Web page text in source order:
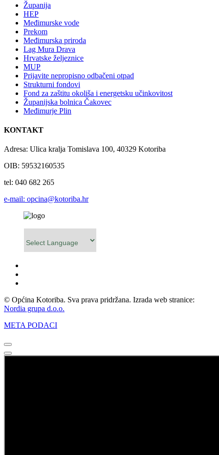
Županija
HEP
Međimurske vode
Prekom
Međimurska priroda
Lag Mura Drava
Hrvatske željeznice
MUP
Prijavite nepropisno odbačeni otpad
Strukturni fondovi
Fond za zaštitu okoliša i energetsku učinkovitost
Županijska bolnica Čakovec
Međimurje Plin
KONTAKT
Adresa: Ulica kralja Tomislava 100, 40329 Kotoriba
OIB: 59532160535
tel: 040 682 265
e-mail: opcina@kotoriba.hr
© Općina Kotoriba. Sva prava pridržana. Izrada web stranice:
Nordia grupa d.o.o.
META PODACI